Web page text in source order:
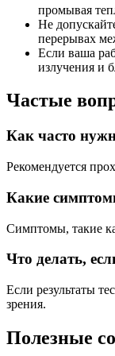
промывая
Не
перерывах
Если ваша
излучения и
Частые
Как часто
Рекомендуется
Какие
Симптомы, такие
Что делать,
Если результаты
зрения.
Полезные